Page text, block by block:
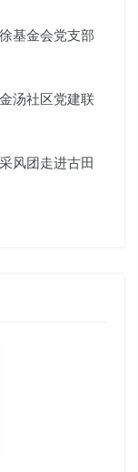
基金会党支部
汤社区党建联
风团走进古田